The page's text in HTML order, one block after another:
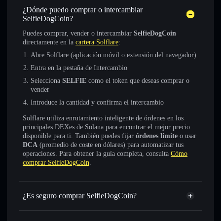
¿Dónde puedo comprar o intercambiar
SelfieDogCoin?
Puedes comprar, vender o intercambiar SelfieDogCoin
directamente en la cartera Solflare:
Abre Solflare (aplicación móvil o extensión del navegador)
Entra en la pestaña de Intercambio
Selecciona SELFIE como el token que deseas comprar o
vender
Introduce la cantidad y confirma el intercambio
Solflare utiliza enrutamiento inteligente de órdenes en los
principales DEXes de Solana para encontrar el mejor precio
disponible para ti. También puedes fijar órdenes límite o usar
DCA (promedio de coste en dólares) para automatizar tus
operaciones. Para obtener la guía completa, consulta Cómo
comprar SelfieDogCoin.
¿Es seguro comprar SelfieDogCoin?
SelfieDogCoin token verificado